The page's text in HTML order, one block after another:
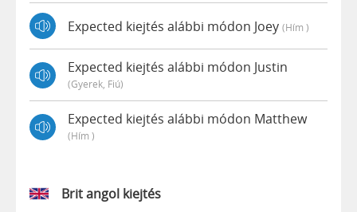
Expected kiejtés alábbi módon Joey (hím )
Expected kiejtés alábbi módon Justin
(gyerek, Fiú)
Expected kiejtés alábbi módon Matthew
(hím )
Brit angol kiejtés